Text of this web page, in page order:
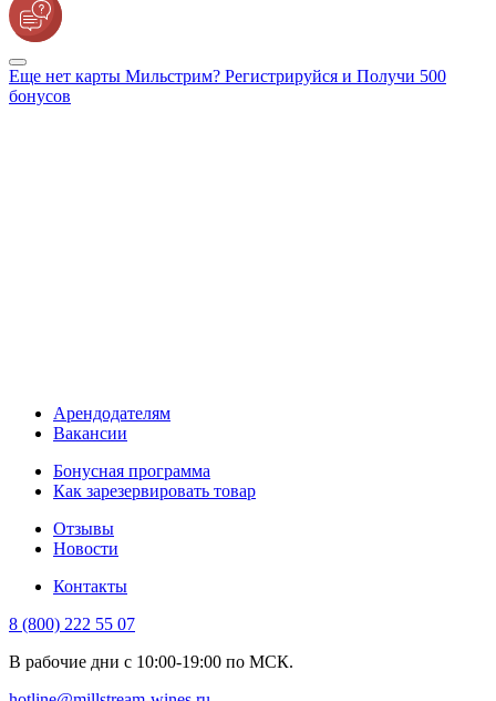
Еще нет карты Мильстрим? Регистрируйся и Получи 500
бонусов
Арендодателям
Вакансии
Бонусная программа
Как зарезервировать товар
Отзывы
Новости
Контакты
8 (800) 222 55 07
В рабочие дни с 10:00-19:00 по МСК.